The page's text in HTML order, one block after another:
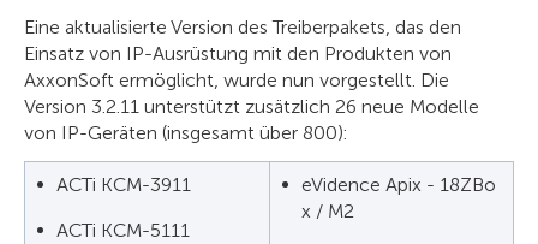
Eine aktualisierte Version des Treiberpakets, das den
Einsatz von IP-Ausrüstung mit den Produkten von
AxxonSoft ermöglicht, wurde nun vorgestellt. Die
Version 3.2.11 unterstützt zusätzlich 26 neue Modelle
von IP-Geräten (insgesamt über 800):
ACTi KCM-3911
ACTi KCM-5111
eVidence Apix - 18ZBo
x / M2